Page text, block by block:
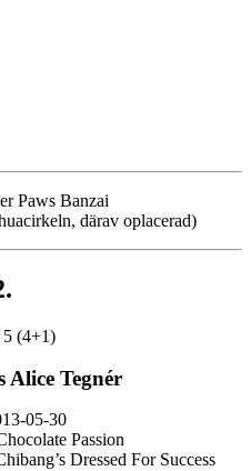
Paws Banzai
därav oplacerad)
5 (4+1)
Alice Tegnér
05-30
Passion
Dressed For Success